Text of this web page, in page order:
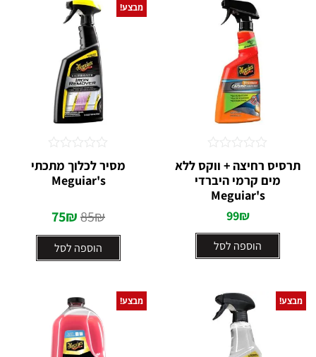
תרסיס רחיצה + ווקס ללא
מים קרמי היברדי
Meguiar's
99₪
הוספה לסל
דורג
0
מתוך
מבצע!
מסיר לכלוך מתכתי
Meguiar's
85₪
75₪
הוספה לסל
0
מבצע! מבצע!